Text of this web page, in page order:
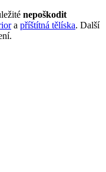
nepoškodit
a příštítná tělíska. Další